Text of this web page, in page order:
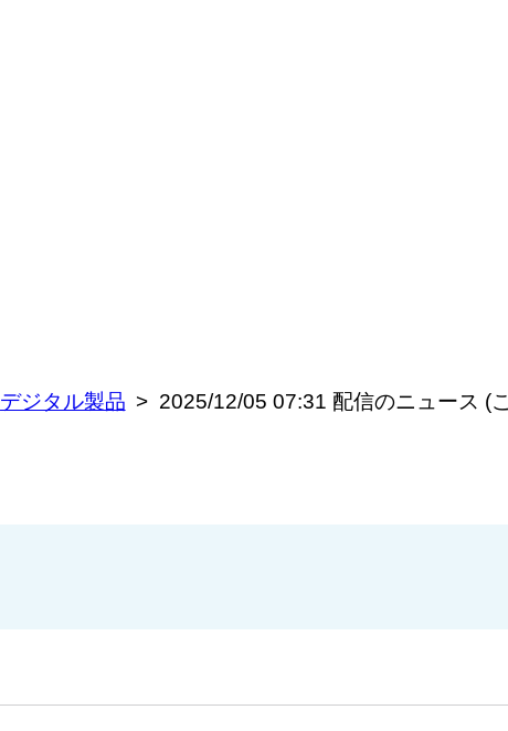
デジタル製品
2025/12/05 07:31 配信のニュース (